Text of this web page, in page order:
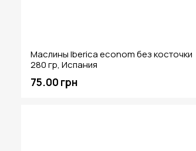
Маслины Iberica econom без косточки
280 гр, Испания
75.00 грн